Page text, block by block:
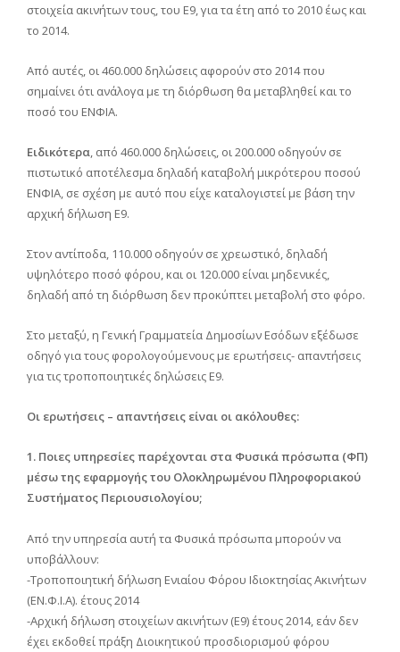
στοιχεία ακινήτων τους, του Ε9, για τα έτη από το 2010 έως και
το 2014.
Από αυτές, οι 460.000 δηλώσεις αφορούν στο 2014 που
σημαίνει ότι ανάλογα με τη διόρθωση θα μεταβληθεί και το
ποσό του ΕΝΦΙΑ.
Ειδικότερα, από 460.000 δηλώσεις, οι 200.000 οδηγούν σε
πιστωτικό αποτέλεσμα δηλαδή καταβολή μικρότερου ποσού
ΕΝΦΙΑ, σε σχέση με αυτό που είχε καταλογιστεί με βάση την
αρχική δήλωση Ε9.
Στον αντίποδα, 110.000 οδηγούν σε χρεωστικό, δηλαδή
υψηλότερο ποσό φόρου, και οι 120.000 είναι μηδενικές,
δηλαδή από τη διόρθωση δεν προκύπτει μεταβολή στο φόρο.
Στο μεταξύ, η Γενική Γραμματεία Δημοσίων Εσόδων εξέδωσε
οδηγό για τους φορολογούμενους με ερωτήσεις- απαντήσεις
για τις τροποποιητικές δηλώσεις Ε9.
Οι ερωτήσεις – απαντήσεις είναι οι ακόλουθες:
1. Ποιες υπηρεσίες παρέχονται στα Φυσικά πρόσωπα (ΦΠ)
μέσω της εφαρμογής του Ολοκληρωμένου Πληροφοριακού
Συστήματος Περιουσιολογίου;
Από την υπηρεσία αυτή τα Φυσικά πρόσωπα μπορούν να
υποβάλλουν:
-Τροποποιητική δήλωση Ενιαίου Φόρου Ιδιοκτησίας Ακινήτων
(ΕΝ.Φ.Ι.Α). έτους 2014
-Αρχική δήλωση στοιχείων ακινήτων (Ε9) έτους 2014, εάν δεν
έχει εκδοθεί πράξη Διοικητικού προσδιορισμού φόρου